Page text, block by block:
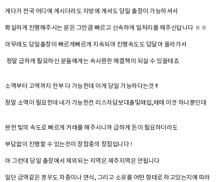
게다가 전국 어디에 계시더라도 지방에 계셔도 당일 출장이 가능하셔서
확실하게 진행해주시는 분은 그만큼 빠르고 신속하게 일처리를 해주신답니다 ㅎㅎ
아무래도 당일출장이 빠르게빠르게 지속되야 진행속도도 덩달아 올라가서
정말 급하게 필요하신 분들에게는 속시원한 해결책이 되실 수 있을테죠
소액부터 고액까지 전부 다 가능한데 이게 당일 가능하다는것 !!
정말 소액이 필요한데 내가 가능한건 리스차담보대출및매입,매매 이것 하나뿐인데
완전 빛의 속도로 빠르게 거래를 해주시니까 급하게 돈이 필요하더라도
부담없이 진행할 수 있는것이 장점중의 장점입니다 !
아 그런데 당일 출장에서 제외되는 지역은 제주지역은 안됩니다
일단 금액같은 경우도 차종이나 연식, 그리고 소유를 어떤 형태로 하고있는지에 따라